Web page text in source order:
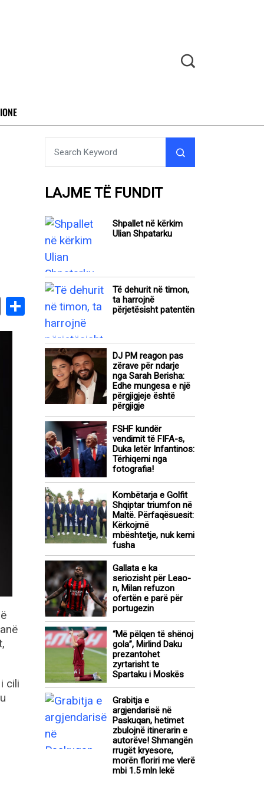
EmailShare
cili
LAJME TË FUNDIT
Shpallet në kërkim
Ulian Shpatarku
Të dehurit në timon,
ta harrojnë
përjetësisht patentën
DJ PM reagon pas
zërave për ndarje
nga Sarah Berisha:
Edhe mungesa e një
përgjigjeje është
përgjigje
FSHF kundër
vendimit të FIFA-s,
Duka letër Infantinos:
Tërhiqemi nga
fotografia!
Kombëtarja e Golfit
Shqiptar triumfon në
Maltë. Përfaqësuesit:
Kërkojmë
mbështetje, nuk kemi
fusha
Gallata e ka
seriozisht për Leao-
n, Milan refuzon
ofertën e parë për
portugezin
“Më pëlqen të shënoj
gola”, Mirlind Daku
prezantohet
zyrtarisht te
Spartaku i Moskës
Grabitja e
argjendarisë në
Paskuqan, hetimet
zbulojnë itinerarin e
autorëve! Shmangën
rrugët kryesore,
morën floriri me vlerë
mbi 1.5 mln lekë